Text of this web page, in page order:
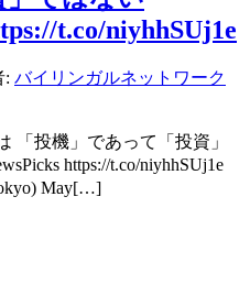
t.co/niyhhSUj1e
: バイリンガルネットワーク
「投機」であって「投資」
https://t.co/niyhhSUj1e
May[…]